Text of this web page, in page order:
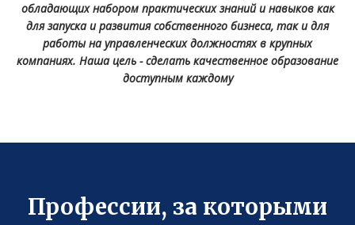
обладающих набором практических знаний и навыков как
для запуска и развития собственного бизнеса, так и для
работы на управленческих должностях в крупных
компаниях. Наша цель - сделать качественное образование
доступным каждому
Профессии, за которыми